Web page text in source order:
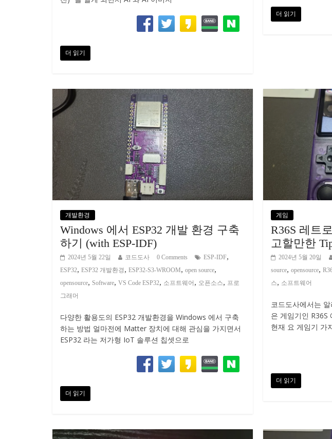
더 읽기
더 읽기
개발환경
Windows 에서 ESP32 개발 환경 구축
하기 (with ESP-IDF)
2024년 5월 22일 코드도사 0 Comments ESP-IDF,
ESP32, ESP32 개발환경 , ESP32-S3-WROOM, open source,
opensource, Software, VS Code ESP32, 소프트웨어 , 오픈소스, 프로
그래머
다양한 활용도의 ESP32 개발환경을 Windows 에서 구축
하는 방법 얼마전에 Matter 장치에 대해 관심을 가지면서
ESP32 라는 저가형 IoT 솔루션 칩셋으로
더 읽기
게임
R36S 레트
고할만한
2024년 5월 20일
source,opensource,
스, 소프트웨어
코드도사에서는
은 게임기인 R36S
현재 요 게임기 가
더 읽기